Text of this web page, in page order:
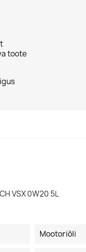
toote
VSX 0W20 5L
Mootoriõli